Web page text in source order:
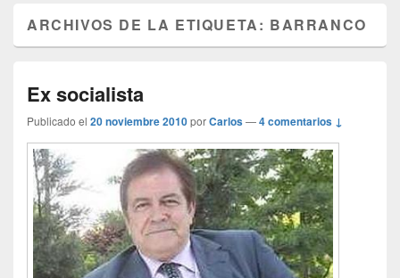
ARCHIVOS DE LA ETIQUETA: BARRANCO
Ex socialista
Publicado el 20 noviembre 2010porCarlos—4 comentarios ↓